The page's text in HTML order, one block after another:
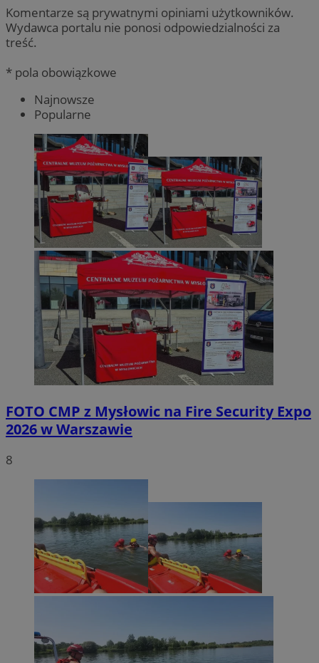
Komentarze są prywatnymi opiniami użytkowników.
Wydawca portalu nie ponosi odpowiedzialności za
treść.
* pola obowiązkowe
Najnowsze
Popularne
FOTO CMP z Mysłowic na Fire Security Expo
2026 w Warszawie
8